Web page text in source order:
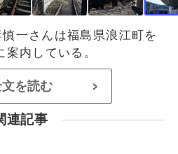
一さんは福島県浪江町を
内している。
を読む >
連記事